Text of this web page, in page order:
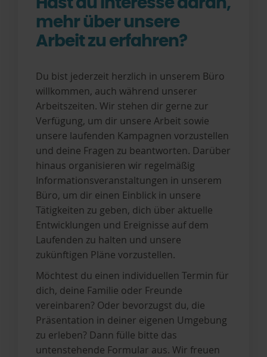
Hast du Interesse daran,
mehr über unsere
Arbeit zu erfahren?
Du bist jederzeit herzlich in unserem Büro
willkommen, auch während unserer
Arbeitszeiten. Wir stehen dir gerne zur
Verfügung, um dir unsere Arbeit sowie
unsere laufenden Kampagnen vorzustellen
und deine Fragen zu beantworten. Darüber
hinaus organisieren wir regelmäßig
Informationsveranstaltungen in unserem
Büro, um dir einen Einblick in unsere
Tätigkeiten zu geben, dich über aktuelle
Entwicklungen und Ereignisse auf dem
Laufenden zu halten und unsere
zukünftigen Pläne vorzustellen.
Möchtest du einen individuellen Termin für
dich, deine Familie oder Freunde
vereinbaren? Oder bevorzugst du, die
Präsentation in deiner eigenen Umgebung
zu erleben? Dann fülle bitte das
untenstehende Formular aus. Wir freuen